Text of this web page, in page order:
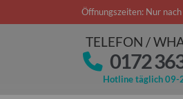
Öffnungszeiten: Nur
TELEFON /
0172
Hotline täglich 09-